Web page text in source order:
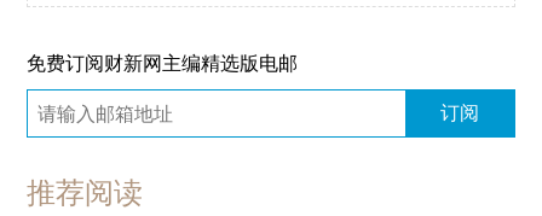
免费订阅财新网主编精选版电邮
订阅
推荐阅读